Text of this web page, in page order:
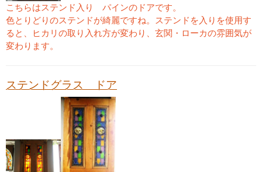
こちらはステンド入り パインのドアです。
色とりどりのステンドが綺麗ですね。ステンドを入りを使用す
ると、ヒカリの取り入れ方が変わり、玄関・ローカの雰囲気が
変わります。
ステンドグラス ドア